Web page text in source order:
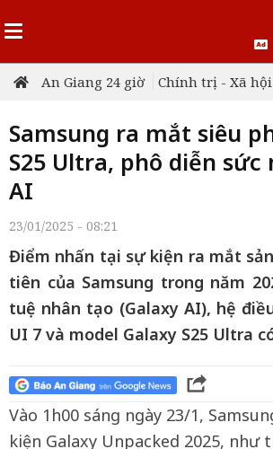
An Giang 24 giờ Chính trị - Xã hội
Samsung ra mắt siêu
S25 Ultra, phô diễn sức
AI
23/01/2025 - 08:21
Điểm nhấn tại sự kiện ra mắt
tiên của Samsung trong năm
tuệ nhân tạo (Galaxy AI), hệ
UI 7 và model Galaxy S25 Ultra
Vào 1h00 sáng ngày 23/1,
kiện Galaxy Unpacked 2025, như